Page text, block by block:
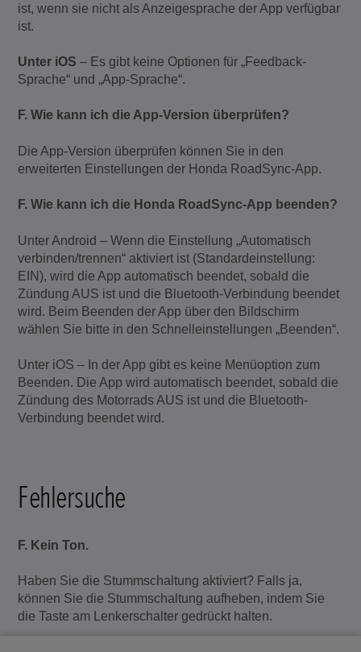
ist, wenn sie nicht als Anzeigesprache der App verfügbar
ist.
Unter iOS – Es gibt keine Optionen für „Feedback-
Sprache“ und „App-Sprache“.
F. Wie kann ich die App-Version überprüfen?
Die App-Version überprüfen können Sie in den
erweiterten Einstellungen der Honda RoadSync-App.
F. Wie kann ich die Honda RoadSync-App beenden?
Unter Android – Wenn die Einstellung „Automatisch
verbinden/trennen“ aktiviert ist (Standardeinstellung:
EIN), wird die App automatisch beendet, sobald die
Zündung AUS ist und die Bluetooth-Verbindung beendet
wird. Beim Beenden der App über den Bildschirm
wählen Sie bitte in den Schnelleinstellungen „Beenden“.
Unter iOS – In der App gibt es keine Menüoption zum
Beenden. Die App wird automatisch beendet, sobald die
Zündung des Motorrads AUS ist und die Bluetooth-
Verbindung beendet wird.
Fehlersuche
F. Kein Ton.
Haben Sie die Stummschaltung aktiviert? Falls ja,
können Sie die Stummschaltung aufheben, indem Sie
die Taste am Lenkerschalter gedrückt halten.